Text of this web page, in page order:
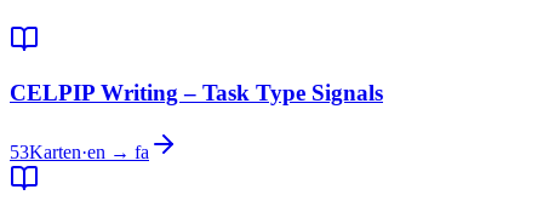
CELPIP Writing – Task Type Signals
53Karten·en → fa